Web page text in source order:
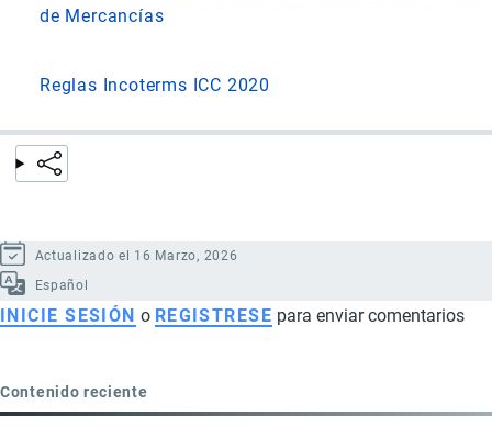
de Mercancías
Reglas Incoterms ICC 2020
Actualizado el 16 Marzo, 2026
Español
INICIE SESIÓN o REGISTRESE para enviar comentarios
Contenido reciente